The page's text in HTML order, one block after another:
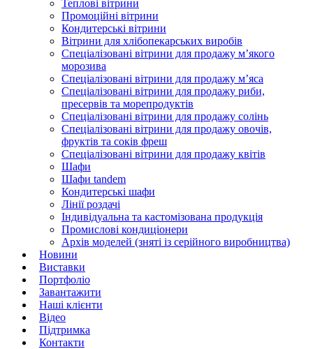
Теплові вітрини
Промоційні вітрини
Кондитерські вітрини
Вітрини для хлібопекарських виробів
Спеціалізовані вітрини для продажу м’якого
морозива
Спеціалізовані вітрини для продажу м’яса
Спеціалізовані вітрини для продажу риби,
пресервів та морепродуктів
Спеціалізовані вітрини для продажу солінь
Спеціалізовані вітрини для продажу овочів,
фруктів та соків фреш
Спеціалізовані вітрини для продажу квітів
Шафи
Шафи tandem
Кондитерські шафи
Лінії роздачі
Індивідуальна та кастомізована продукція
Промислові кондиціонери
Архів моделей (зняті із серійного виробництва)
Новини
Виставки
Портфоліо
Завантажити
Наші клієнти
Відео
Підтримка
Контакти